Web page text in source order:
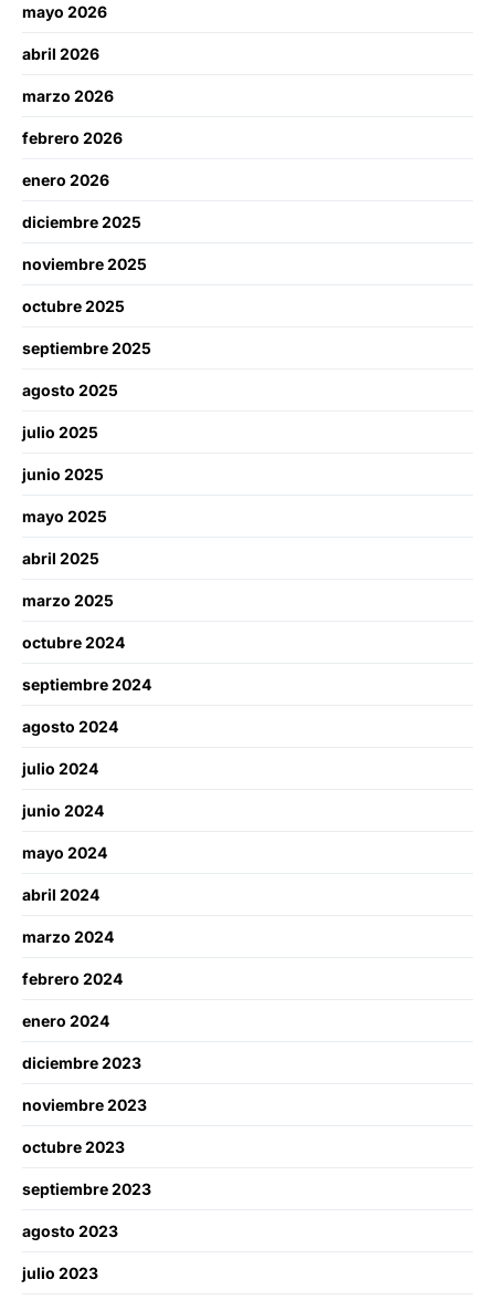
mayo 2026
abril 2026
marzo 2026
febrero 2026
enero 2026
diciembre 2025
noviembre 2025
octubre 2025
septiembre 2025
agosto 2025
julio 2025
junio 2025
mayo 2025
abril 2025
marzo 2025
octubre 2024
septiembre 2024
agosto 2024
julio 2024
junio 2024
mayo 2024
abril 2024
marzo 2024
febrero 2024
enero 2024
diciembre 2023
noviembre 2023
octubre 2023
septiembre 2023
agosto 2023
julio 2023